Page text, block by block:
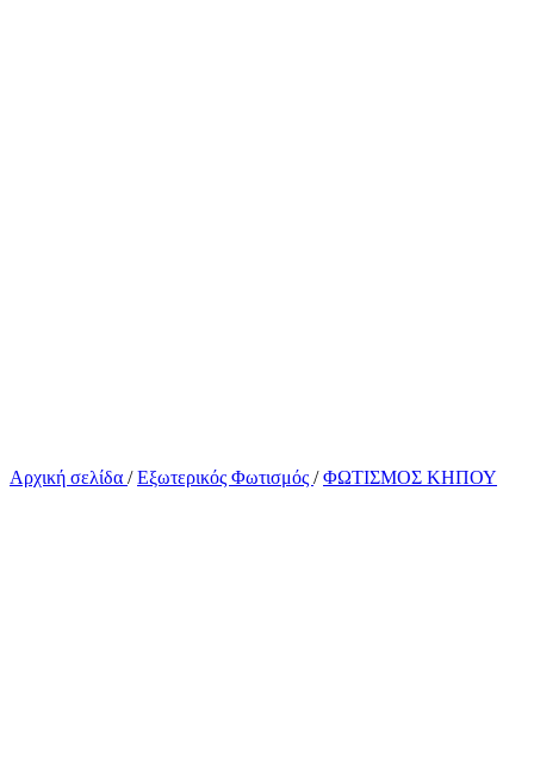
Αρχική σελίδα / Εξωτερικός Φωτισμός / ΦΩΤΙΣΜΟΣ ΚΗΠΟΥ